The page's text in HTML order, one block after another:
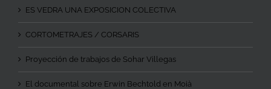
ES VEDRA UNA EXPOSICION COLECTIVA
CORTOMETRAJES / CORSARIS
Proyección de trabajos de Sohar Villegas
El documental sobre Erwin Bechtold en Moià